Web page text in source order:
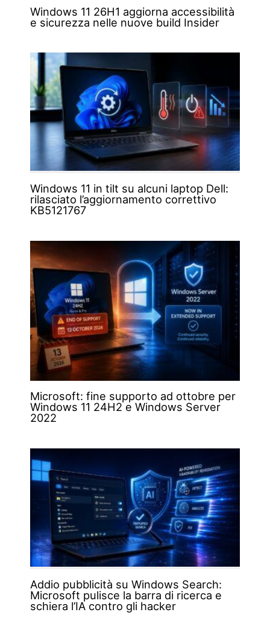
Windows 11 26H1 aggiorna accessibilità
e sicurezza nelle nuove build Insider
Windows 11 in tilt su alcuni laptop Dell:
rilasciato l’aggiornamento correttivo
KB5121767
Microsoft: fine supporto ad ottobre per
Windows 11 24H2 e Windows Server
2022
Addio pubblicità su Windows Search:
Microsoft pulisce la barra di ricerca e
schiera l’IA contro gli hacker